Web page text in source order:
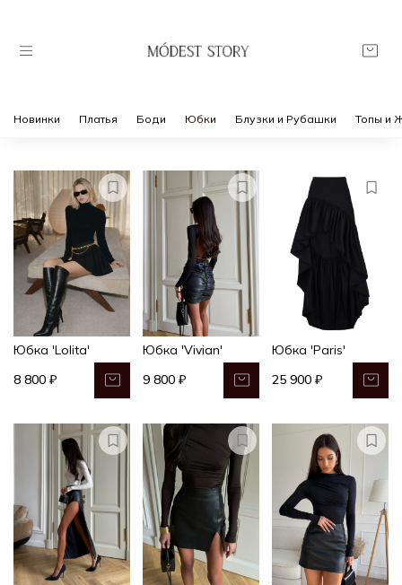
Новинки Платья Боди Юбки Блузки и Рубашки Топы и
Юбка 'Lolita'
8 800 ₽
Юбка 'Vivian'
9 800 ₽
Юбка 'Paris'
25 900 ₽